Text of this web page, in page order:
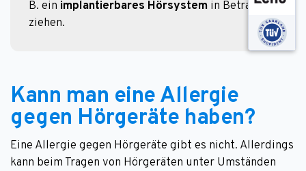
B. ein implantierbares Hörsystem in Betracht
ziehen.
Kann man eine Allergie
gegen Hörgeräte haben?
Eine Allergie gegen Hörgeräte gibt es nicht. Allerdings
kann beim Tragen von Hörgeräten unter Umständen